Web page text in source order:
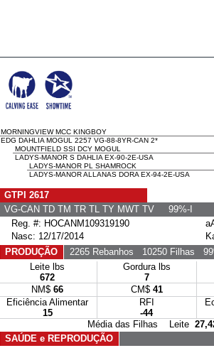
MORNINGVIEW MCC KINGBOY
EDG DAHLIA MOGUL 2257 VG-88-8YR-CAN 2*
MOUNTFIELD SSI DCY MOGUL
LADYS-MANOR S DAHLIA EX-90-2E-USA
LADYS-MANOR PL SHAMROCK
LADYS-MANOR ALLANAS DORA EX-94-2E-USA
GTPI 2617
VG-CAN TD TM TR TL TY MWT TV 99%-I
Reg. #: HOCANM109319190
Nasc: 12/17/2014
PRODUÇÃO
2265 Rebanhos 10250 Filhas
Leite lbs
672
Gordura lbs
7
NM$ 66 CM$ 41
Eficiência Alimentar
15
RFI
-44
Média das Filhas Leite
SAÚDE e REPRODUÇÃO